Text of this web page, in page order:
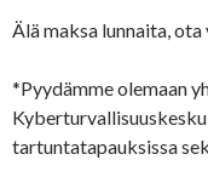
Älä maksa lunnaita,
*Pyydämme olemaan
tartuntatapauksissa